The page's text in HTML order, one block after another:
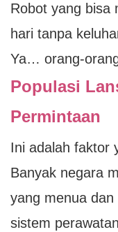
Robot yang bisa
hari tanpa
Ya… orang-
Populasi
Permintaan
Ini adalah faktor
Banyak negara
yang menua
sistem